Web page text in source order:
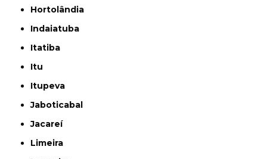
Hortolândia
Indaiatuba
Itatiba
Itu
Itupeva
Jaboticabal
Jacareí
Limeira